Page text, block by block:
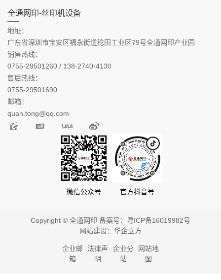
全通网印-丝印机设备
地址：
广东省深圳市宝安区福永街道稔田工业区79号全通网印产业园
销售热线：
0755-29501260 / 138-2740-4130
售后热线：
0755-29501690
邮箱：
quan.tong@qq.com
微信公众号 官方抖音号
Copyright © 全通网印 备案号： 粤ICP备16019982号
网站建设： 华企立方
企业邮
箱
法律声
明
企业分
站
网站地
图